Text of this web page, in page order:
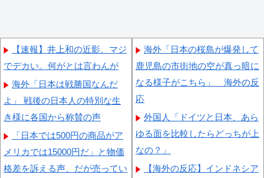
【速報】井上和の近影、マジ
でデカい。何がとは言わんが
海外「日本は戦勝国なんだ
よ」 戦後の日本人の特別な生
き様に各国から称賛の声
「日本では500円の商品がア
メリカでは15000円だ」と物価
格差を訴える声、だが売ってい
海外「日本の桜島が爆発して
鹿児島の市街地の空が真っ暗に
なる様子がこちら」 海外の反
応
外国人「ドイツと日本、あら
ゆる面を比較したらどっちが上
なの？」
【海外の反応】インドネシア